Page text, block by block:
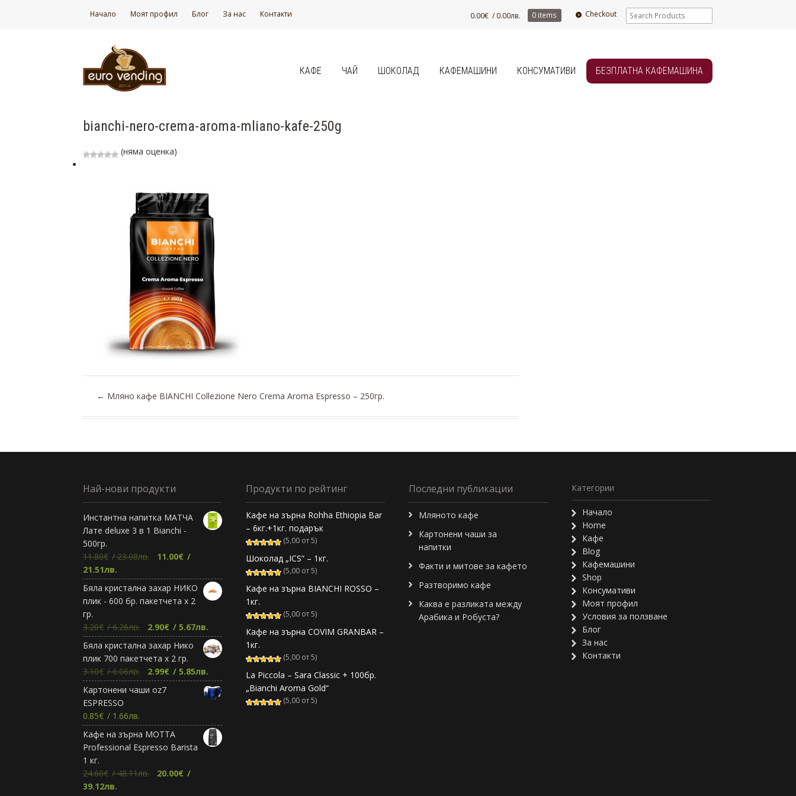
Начало Моят профил Блог За нас Контакти 0.00€ / 0.00лв. 0 items Checkout
КАФЕ ЧАЙ ШОКОЛАД КАФЕМАШИНИ КОНСУМАТИВИ БЕЗПЛАТНА КАФЕМАШИНА
bianchi-nero-crema-aroma-mliano-kafe-250g
(няма оценка)
← Мляно кафе BIANCHI Collezione Nero Crema Aroma Espresso – 250гр.
Най-нови продукти
Инстантна напитка МАТЧА
Лате deluxe 3 в 1 Bianchi -
500гр.
11.80€ / 23.08лв.
Original
was:
11.80€.
11.00€ /
21.51лв.
цена
е:
11.00€.
Бяла кристална захар НИКО
плик - 600 бр. пакетчета х 2
гр.
3.20€ / 6.26лв.
Original
price
was:
3.20€.
2.90€ / 5.67лв.Текущата
цена
е:
Бяла кристална захар Нико
плик 700 пакетчета х 2 гр.
3.10€ / 6.06лв.
Original
price
was:
2.99€ / 5.85лв.Текущата
цена
е:
Картонени чаши oz7
ESPRESSO
0.85€ / 1.66лв.
Кафе на зърна МОТТА
Professional Espresso Barista
1 кг.
24.60€ / 48.11лв.
Original
20.00€ /
39.12лв.
Продукти по рейтинг
Кафе на зърна Rohha Ethiopia Bar
– 6кг.+1кг. подарък
(5,00 от 5)
Шоколад „ICS“ – 1кг.
(5,00 от 5)
Кафе на зърна BIANCHI ROSSO –
1кг.
(5,00 от 5)
Кафе на зърна COVIM GRANBAR –
1кг.
(5,00 от 5)
La Piccola – Sara Classic + 100бр.
„Bianchi Aroma Gold“
(5,00 от 5)
Последни публикации
Мляното кафе
Картонени чаши за
напитки
Факти и митове за кафето
Разтворимо кафе
Каква е разликата между
Арабика и Робуста?
Категории
Начало
Home
Кафе
Blog
Кафемашини
Shop
Консумативи
Моят профил
Условия за ползване
Блог
За нас
Контакти